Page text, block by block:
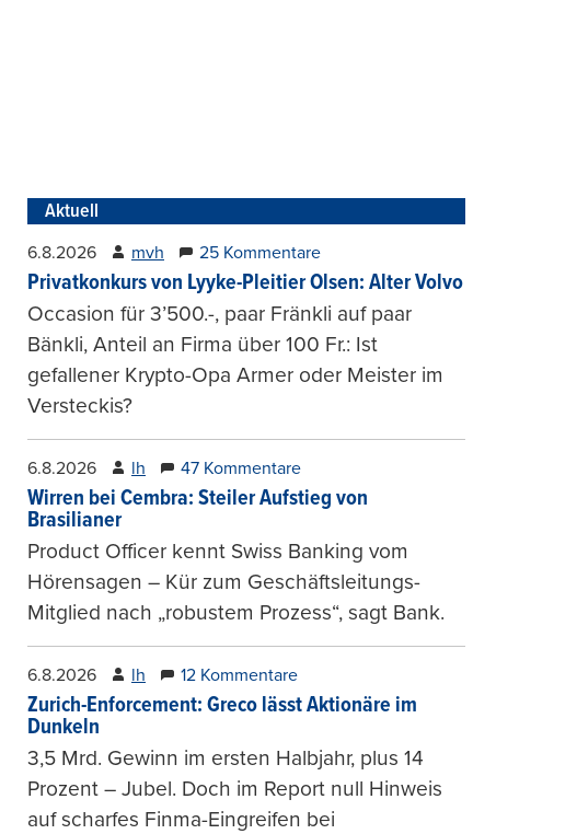
Aktuell
6.8.2026 mvh 25 Kommentare
Privatkonkurs von Lyyke-Pleitier Olsen: Alter Volvo
Occasion für 3’500.-, paar Fränkli auf paar
Bänkli, Anteil an Firma über 100 Fr.: Ist
gefallener Krypto-Opa Armer oder Meister im
Versteckis?
6.8.2026 lh 47 Kommentare
Wirren bei Cembra: Steiler Aufstieg von
Brasilianer
Product Officer kennt Swiss Banking vom
Hörensagen – Kür zum Geschäftsleitungs-
Mitglied nach „robustem Prozess“, sagt Bank.
6.8.2026 lh 12 Kommentare
Zurich-Enforcement: Greco lässt Aktionäre im
Dunkeln
3,5 Mrd. Gewinn im ersten Halbjahr, plus 14
Prozent – Jubel. Doch im Report null Hinweis
auf scharfes Finma-Eingreifen bei